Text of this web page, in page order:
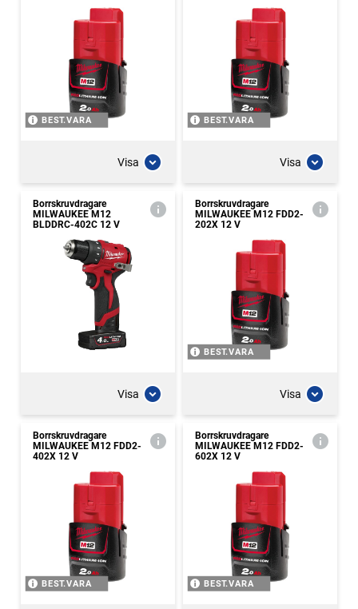
BEST.VARA
Visa
BEST.VARA
Visa
Borrskruvdragare
MILWAUKEE M12
BLDDRC-402C 12 V
Visa
Borrskruvdragare
MILWAUKEE M12 FDD2-
202X 12 V
BEST.VARA
Visa
Borrskruvdragare
MILWAUKEE M12 FDD2-
402X 12 V
BEST.VARA
Borrskruvdragare
MILWAUKEE M12 FDD2-
602X 12 V
BEST.VARA